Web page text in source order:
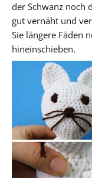
der Schwanz noch
gut vernäht und
Sie längere Fäden
hineinschieben.